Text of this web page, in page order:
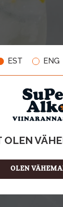
EST ENG
OLEN
OLEN